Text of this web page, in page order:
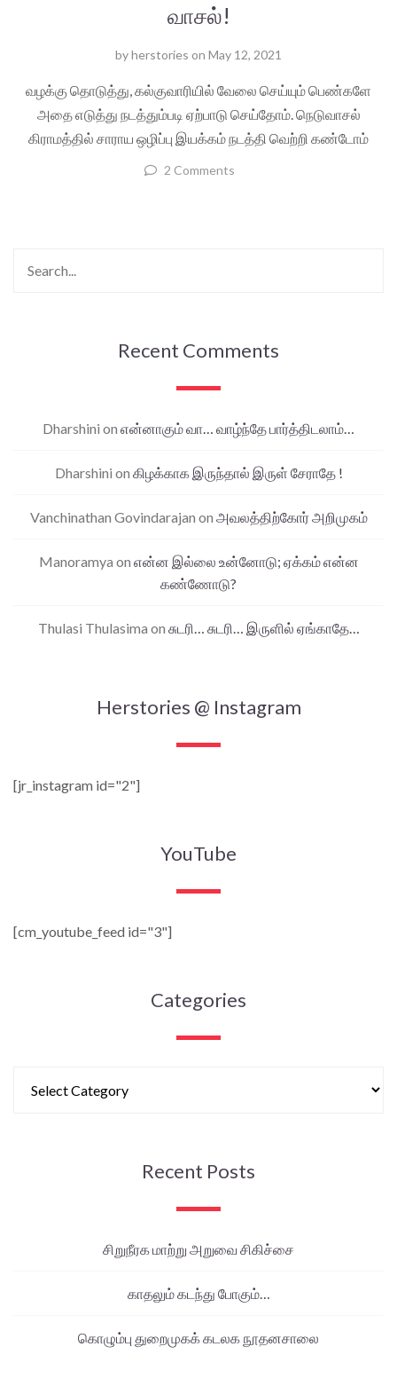
வாசல்!
byherstories on May 12, 2021
வழக்கு தொடுத்து, கல்குவாரியில் வேலை செய்யும் பெண்களே
அதை எடுத்து நடத்தும்படி ஏற்பாடு செய்தோம். நெடுவாசல்
கிராமத்தில் சாராய ஒழிப்பு இயக்கம் நடத்தி வெற்றி கண்டோம்
2 Comments
Recent Comments
Dharshini on என்னாகும் வா… வாழ்ந்தே பார்த்திடலாம்…
Dharshini on கிழக்காக இருந்தால் இருள் சேராதே !
Vanchinathan Govindarajan on அவலத்திற்கோர் அறிமுகம்
Manoramya on என்ன இல்லை உன்னோடு; ஏக்கம் என்ன
கண்ணோடு?
Thulasi Thulasima on சுடரி… சுடரி… இருளில் ஏங்காதே…
Herstories @ Instagram
[jr_instagram id="2"]
YouTube
[cm_youtube_feed id="3"]
Categories
Recent Posts
சிறுநீரக மாற்று அறுவை சிகிச்சை
காதலும் கடந்து போகும்…
கொழும்பு துறைமுகக் கடலக நூதனசாலை